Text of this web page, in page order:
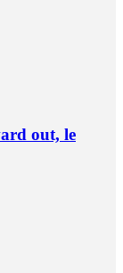
out, le